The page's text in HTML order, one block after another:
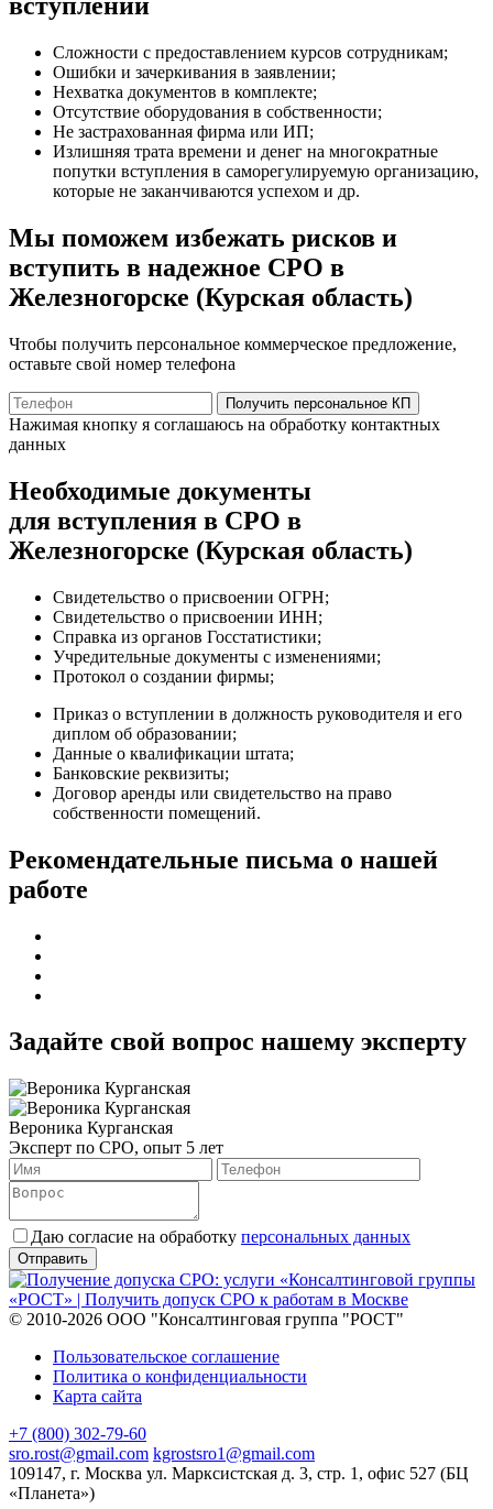
вступлении
Сложности с предоставлением курсов сотрудникам;
Ошибки и зачеркивания в заявлении;
Нехватка документов в комплекте;
Отсутствие оборудования в собственности;
Не застрахованная фирма или ИП;
Излишняя трата времени и денег на многократные
попутки вступления в саморегулируемую организацию,
которые не заканчиваются успехом и др.
Мы поможем избежать рисков и
вступить в надежное СРО в
Железногорске (Курская область)
Чтобы получить персональное коммерческое предложение,
оставьте свой номер телефона
Получить персональное КП
Нажимая кнопку я соглашаюсь на обработку контактных
данных
Необходимые документы
для вступления в СРО в
Железногорске (Курская область)
Свидетельство о присвоении ОГРН;
Свидетельство о присвоении ИНН;
Справка из органов Госстатистики;
Учредительные документы с изменениями;
Протокол о создании фирмы;
Приказ о вступлении в должность руководителя и его
диплом об образовании;
Данные о квалификации штата;
Банковские реквизиты;
Договор аренды или свидетельство на право
собственности помещений.
Рекомендательные письма о нашей
работе
Задайте свой вопрос нашему эксперту
Вероника Курганская
Эксперт по СРО, опыт 5 лет
Даю согласие на обработку персональных данных
© 2010-2026 ООО "Консалтинговая группа "РОСТ"
Пользовательское соглашение
Политика о конфиденциальности
Карта сайта
+7 (800) 302-79-60
sro.rost@gmail.com kgrostsro1@gmail.com
109147, г. Москва ул. Марксистская д. 3, стр. 1, офис 527 (БЦ
«Планета»)